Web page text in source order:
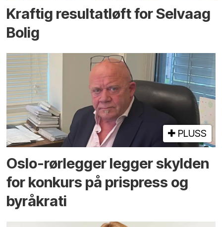
Kraftig resultatløft for Selvaag
Bolig
PLUSS
Oslo-rørlegger legger skylden
for konkurs på prispress og
byråkrati